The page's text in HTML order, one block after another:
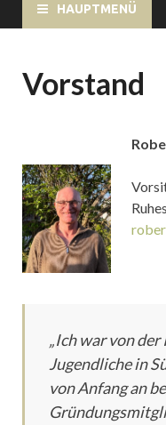
HAUPTMENÜ
Vorstand
„Ich war von
Jugendliche in
von Anfang an